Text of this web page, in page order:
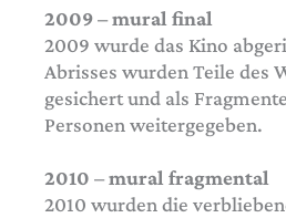
2009 – mural final
2009 wurde das Kino
Abrisses wurden Teile des
gesichert und als
Personen weitergegeben.
2010 – mural fragmental
2010 wurden die